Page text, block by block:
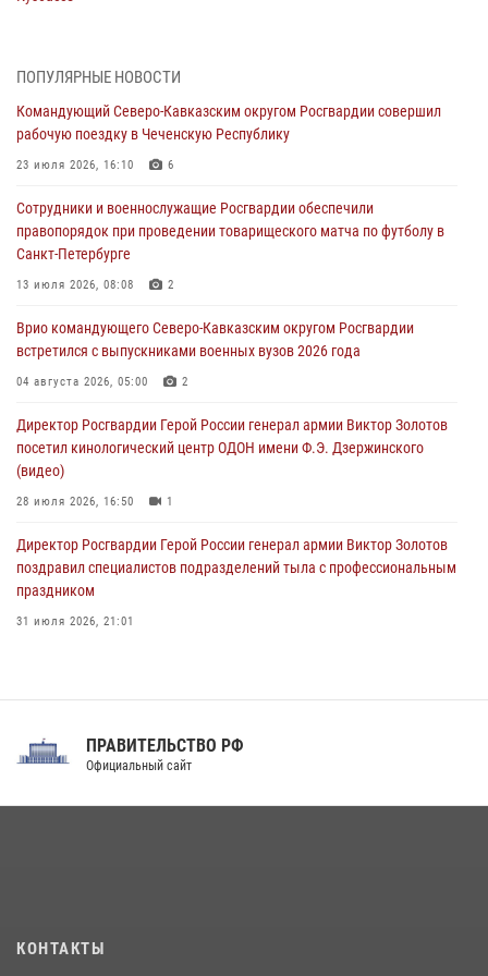
В Кабардино-Балкарии сотрудники Росгвардии провели турнир по
08 августа 2026, 07:00
Военнослужащие Софринской бригады Росгвардии встретились с
дорогой к Победе в СВО» (видео)
08 августа 2026, 07:00 2
ОМОН «Ойрат» Управления Росгвардии по Республике Калмыкия
08 августа 2026, 07:00
В Москве росгвардейцы оказали помощь медикам и девушке с
08 августа 2026, 06:32 1
ПОПУЛЯРНЫЕ НОВОСТИ
Командующий Северо-Кавказским округом Росгвардии совершил
рабочую поездку в Чеченскую Республику
23 июля 2026, 16:10 6
Сотрудники и военнослужащие Росгвардии обеспечили
правопорядок при проведении товарищеского матча по футболу в
Санкт-Петербурге
13 июля 2026, 08:08 2
Врио командующего Северо-Кавказским округом Росгвардии
встретился с выпускниками военных вузов 2026 года
04 августа 2026, 05:00 2
Директор Росгвардии Герой России генерал армии Виктор Золотов
посетил кинологический центр ОДОН имени Ф.Э. Дзержинского
(видео)
28 июля 2026, 16:50 1
Директор Росгвардии Герой России генерал армии Виктор Золотов
поздравил специалистов подразделений тыла с профессиональным
праздником
31 июля 2026, 21:01
Праздник «Один день с Росгвардией» к 105-летию Центрального
ПРАВИТЕЛЬСТВО РФ
Официальный сайт
КОНТАКТЫ